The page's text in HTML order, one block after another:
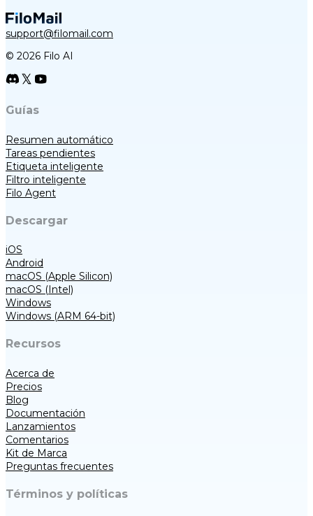
support@filomail.com
© 2026 Filo AI
Guías
Resumen automático
Tareas pendientes
Etiqueta inteligente
Filtro inteligente
Filo Agent
Descargar
iOS
Android
macOS (Apple Silicon)
macOS (Intel)
Windows
Windows (ARM 64-bit)
Recursos
Acerca de
Precios
Blog
Documentación
Lanzamientos
Comentarios
Kit de Marca
Preguntas frecuentes
Términos y políticas